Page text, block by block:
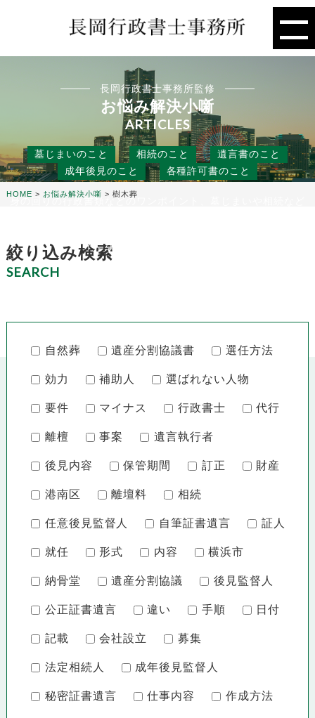
長岡行政書士事務所監修
お悩み解決小噺
ARTICLES
墓じまいのこと 相続のこと
遺言書のこと
成年後見のこと
各種許可書のこと
身の回りの行政書類などのワンポイント、墓じまいや相続など
ネになる小噺をお届けします。
HOME > お悩み解決小噺 > 樹木葬
絞り込み検索
SEARCH
自然葬 遺産分割協議書 選任方法
効力 補助人 選ばれない人物
要件 マイナス 行政書士 代行
離檀 事案 遺言執行者
後見内容 保管期間 訂正 財産
港南区 離壇料 相続
任意後見監督人 自筆証書遺言 証人
就任 形式 内容 横浜市
納骨堂 遺産分割協議 後見監督人
公正証書遺言 違い 手順 日付
記載 会社設立 募集
法定相続人 成年後見監督人
秘密証書遺言 仕事内容 作成方法